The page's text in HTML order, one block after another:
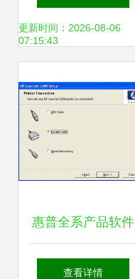
践
更新时间：2026-08-06
07:15:43
惠普全系产品软件
与驱动一站式下载
查看详情